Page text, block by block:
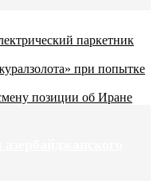
паркетник
при попытке
позиции об Иране